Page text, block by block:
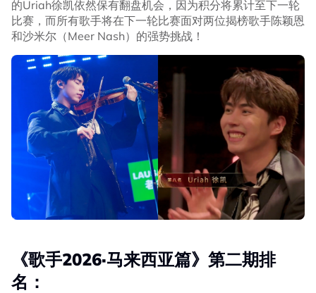
的Uriah徐凯依然保有翻盘机会，因为积分将累计至下一轮
比赛，而所有歌手将在下一轮比赛面对两位揭榜歌手陈颖恩
和沙米尔（Meer Nash）的强势挑战！
《歌手2026·马来西亚篇》第二期排
名：